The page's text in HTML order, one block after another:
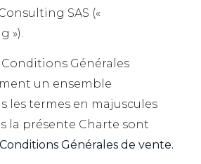
SAS («
»).
Générales
un ensemble
les termes en majuscules
la présente Charte sont
Conditions Générales de vente.